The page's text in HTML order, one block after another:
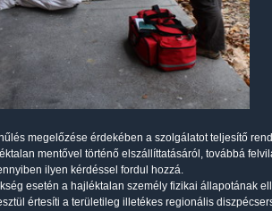
megelőzése érdekében a szolgálatot teljesítő
mentővel történő elszállíttatásáról, továbbá
ilyen kérdéssel fordul hozzá.
esetén a hajléktalan személy fizikai állapotának
értesíti a területileg illetékes regionális